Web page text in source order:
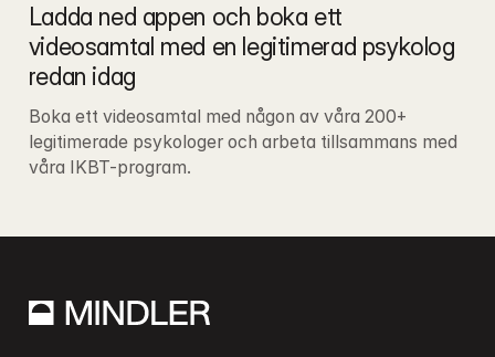
Ladda ned appen och boka ett
videosamtal med en legitimerad psykolog
redan idag
Boka ett videosamtal med någon av våra 200+
legitimerade psykologer och arbeta tillsammans med
våra IKBT-program.